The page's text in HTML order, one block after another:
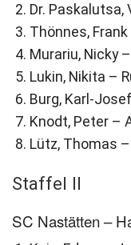
Dr. Paskalutsa,
Thönnes,
Murariu, Nicky
Lukin, Nikita –
Burg, Karl-
Knodt, Peter –
Lütz, Thomas
Staffel II
SC Nastätten –